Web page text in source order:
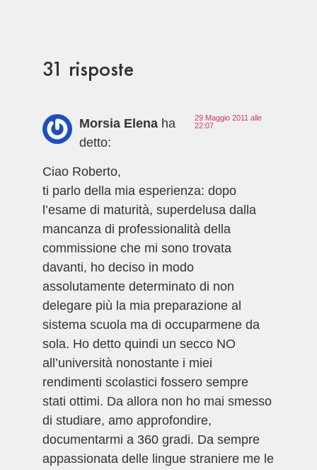
31 risposte
Morsia Elena ha
detto:
29 Maggio 2011 alle
22:07
Ciao Roberto,
ti parlo della mia esperienza: dopo
l’esame di maturità, superdelusa dalla
mancanza di professionalità della
commissione che mi sono trovata
davanti, ho deciso in modo
assolutamente determinato di non
delegare più la mia preparazione al
sistema scuola ma di occuparmene da
sola. Ho detto quindi un secco NO
all’università nonostante i miei
rendimenti scolastici fossero sempre
stati ottimi. Da allora non ho mai smesso
di studiare, amo approfondire,
documentarmi a 360 gradi. Da sempre
appassionata delle lingue straniere me le